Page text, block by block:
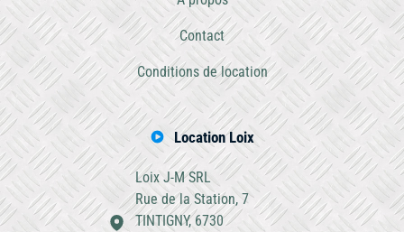
Contact
Conditions de location
Location Loix
Loix J-M SRL
Rue de la Station, 7
TINTIGNY, 6730